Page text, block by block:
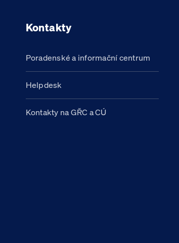
Kontakty
Poradenské a informační centrum
Helpdesk
Kontakty na GŘC a CÚ